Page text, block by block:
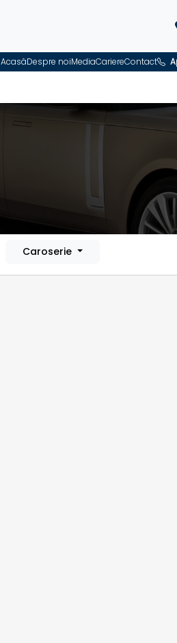
AcasăDespre noiMediaCariereContact
Caroserie